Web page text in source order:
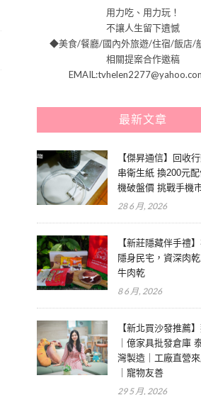
用力吃、用力玩！
不讓人生留下遺憾
◆美食/餐廳/國內外旅遊/住宿/飯店/
相關提案合作邀稿
最新文章
【傑昇通信】回收
串衛生紙 換200元
機破盤價 挑戰手機
28 6 月, 2026
【新莊隱藏伴手禮
隱身民宅，資深肉
牛肉乾
8 6 月, 2026
【新北買沙發推薦
｜億家具批發倉庫
灣製造｜工廠直營
｜寵物友善
29 5 月, 2026